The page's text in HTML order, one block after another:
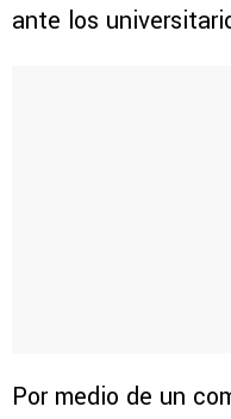
ante los
Por medio de un